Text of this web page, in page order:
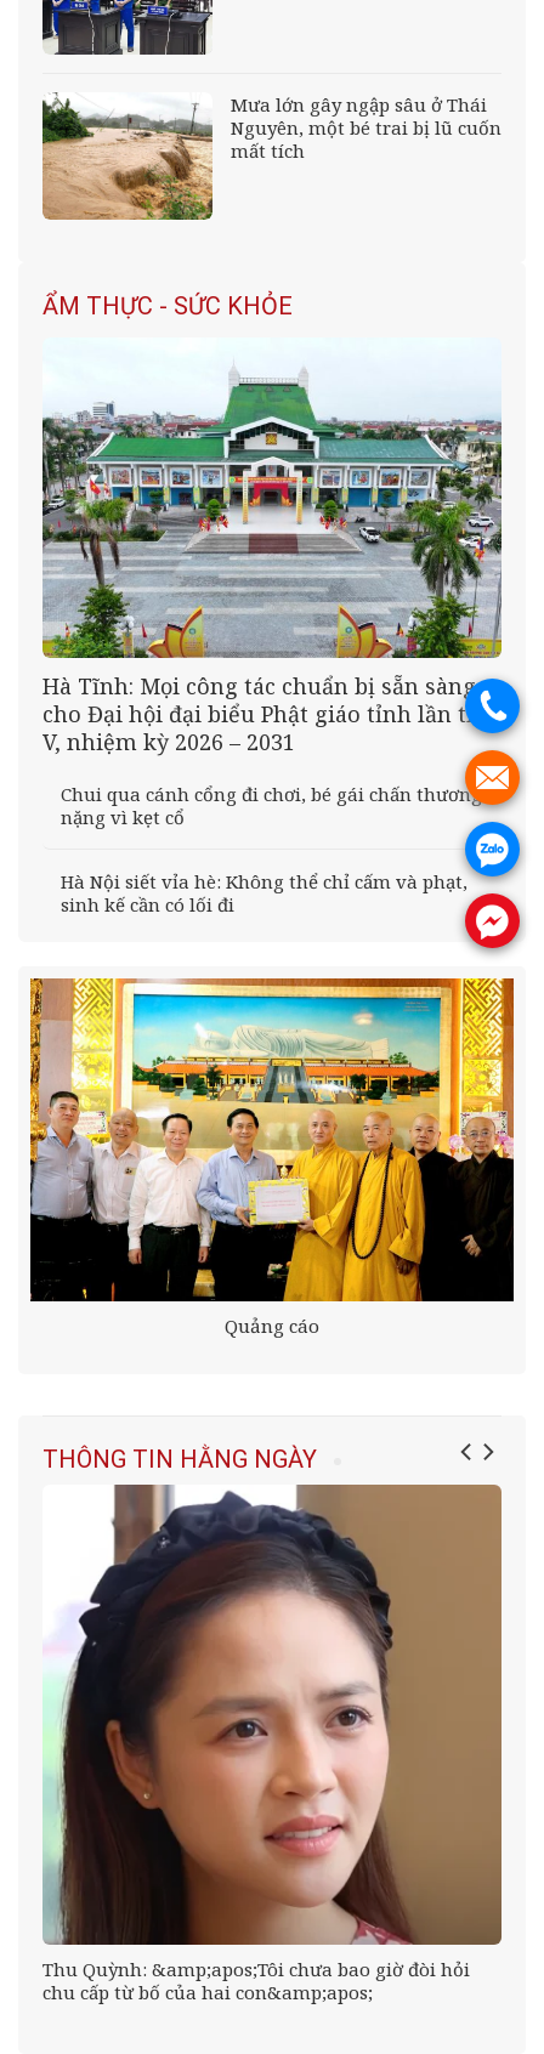
Mưa lớn gây ngập sâu ở Thái
Nguyên, một bé trai bị lũ cuốn
mất tích
ẨM THỰC - SỨC KHỎE
Hà Tĩnh: Mọi công tác chuẩn bị sẵn sàng
cho Đại hội đại biểu Phật giáo tỉnh lần thứ
V, nhiệm kỳ 2026 – 2031
Chui qua cánh cổng đi chơi, bé gái chấn thương
nặng vì kẹt cổ
Hà Nội siết vỉa hè: Không thể chỉ cấm và phạt,
sinh kế cần có lối đi
Quảng cáo
THÔNG TIN HẰNG NGÀY
Thu Quỳnh: &amp;apos;Tôi chưa bao giờ đòi hỏi
chu cấp từ bố của hai con&amp;apos;
.
.
.
.